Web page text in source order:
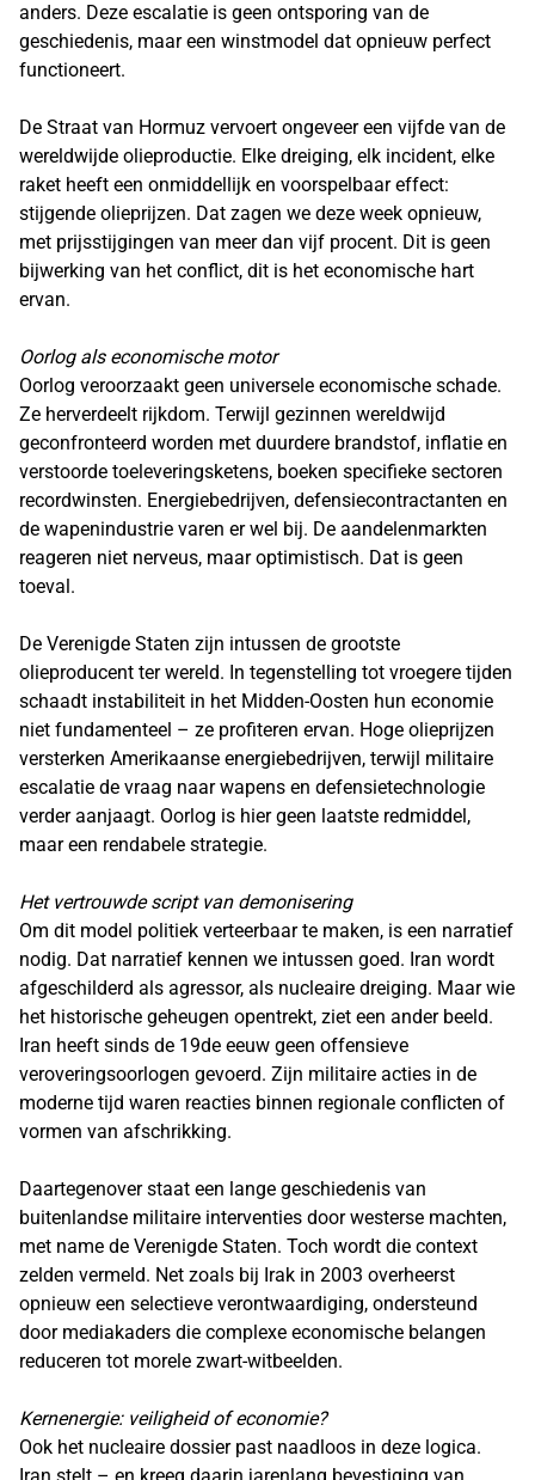
anders. Deze escalatie is geen ontsporing van de
geschiedenis, maar een winstmodel dat opnieuw perfect
functioneert.
De Straat van Hormuz vervoert ongeveer een vijfde van de
wereldwijde olieproductie. Elke dreiging, elk incident, elke
raket heeft een onmiddellijk en voorspelbaar effect:
stijgende olieprijzen. Dat zagen we deze week opnieuw,
met prijsstijgingen van meer dan vijf procent. Dit is geen
bijwerking van het conflict, dit is het economische hart
ervan.
Oorlog als economische motor
Oorlog veroorzaakt geen universele economische schade.
Ze herverdeelt rijkdom. Terwijl gezinnen wereldwijd
geconfronteerd worden met duurdere brandstof, inflatie en
verstoorde toeleveringsketens, boeken specifieke sectoren
recordwinsten. Energiebedrijven, defensiecontractanten en
de wapenindustrie varen er wel bij. De aandelenmarkten
reageren niet nerveus, maar optimistisch. Dat is geen
toeval.
De Verenigde Staten zijn intussen de grootste
olieproducent ter wereld. In tegenstelling tot vroegere tijden
schaadt instabiliteit in het Midden-Oosten hun economie
niet fundamenteel – ze profiteren ervan. Hoge olieprijzen
versterken Amerikaanse energiebedrijven, terwijl militaire
escalatie de vraag naar wapens en defensietechnologie
verder aanjaagt. Oorlog is hier geen laatste redmiddel,
maar een rendabele strategie.
Het vertrouwde script van demonisering
Om dit model politiek verteerbaar te maken, is een narratief
nodig. Dat narratief kennen we intussen goed. Iran wordt
afgeschilderd als agressor, als nucleaire dreiging. Maar wie
het historische geheugen opentrekt, ziet een ander beeld.
Iran heeft sinds de 19de eeuw geen offensieve
veroveringsoorlogen gevoerd. Zijn militaire acties in de
moderne tijd waren reacties binnen regionale conflicten of
vormen van afschrikking.
Daartegenover staat een lange geschiedenis van
buitenlandse militaire interventies door westerse machten,
met name de Verenigde Staten. Toch wordt die context
zelden vermeld. Net zoals bij Irak in 2003 overheerst
opnieuw een selectieve verontwaardiging, ondersteund
door mediakaders die complexe economische belangen
reduceren tot morele zwart-witbeelden.
Kernenergie: veiligheid of economie?
Ook het nucleaire dossier past naadloos in deze logica.